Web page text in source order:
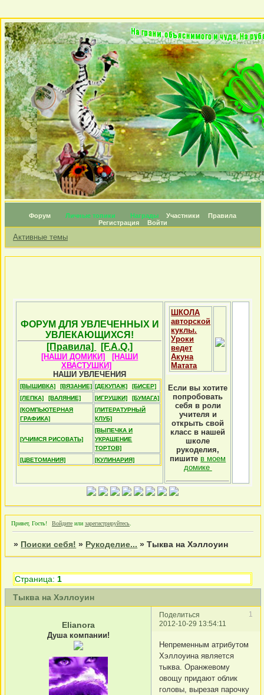
Форум Личные топики Награды Участники
Правила
Регистрация
Войти
Активные темы
ФОРУМ ДЛЯ УВЛЕЧЕННЫХ И
УВЛЕКАЮЩИХСЯ!
[Правила]
[F.A.Q.]
[НАШИ ДОМИКИ]
[НАШИ
ХВАСТУШКИ]
НАШИ УВЛЕЧЕНИЯ
[ВЫШИВКА] [ВЯЗАНИЕ] [ДЕКУПАЖ]
[БИСЕР]
[ЛЕПКА]
[ВАЛЯНИЕ] [ИГРУШКИ]
[БУМАГА]
[КОМПЬЮТЕРНАЯ
ГРАФИКА]
[ЛИТЕРАТУРНЫЙ
КЛУБ]
[УЧИМСЯ РИСОВАТЬ]
[ВЫПЕЧКА И
УКРАШЕНИЕ
ТОРТОВ]
[ЦВЕТОМАНИЯ]
[КУЛИНАРИЯ]
ШКОЛА
авторской
куклы.
Уроки
ведет
Акуна
Матата
Если вы хотите
попробовать
себя в роли
учителя и
открыть свой
класс в нашей
школе
рукоделия,
пишите в моем
домике
Привет, Гость! Войдите или зарегистрируйтесь
» Поиски себя! » Рукоделие... »Тыква на Хэллоуин
Тыква на Хэллоуин
Страница: 1
Поделиться
1
2012-10-29 13:54:11
Elianora
Душа компании!
Непременным атрибутом
Хэллоуина является
тыква. Оранжевому
овощу придают облик
головы, вырезая парочку